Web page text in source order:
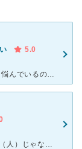
5.0
長年の痔について相談に行きました。 まだ手術は悩んでいるのですが、予算や手術の方法など 説明して貰えてイメージがしやすかったです。 また、痔の様子も映像で見ることが出来たので より症状につ
珍しく女医がやっているが、淡白で冷たい。患者（人）じゃなくてお尻と話している感じ。話聞いてくれないから、ゆっくり話したい人には不向きだと思う。早く捌きたいんだろうな、っていうのが伝わる。看護師は普通。